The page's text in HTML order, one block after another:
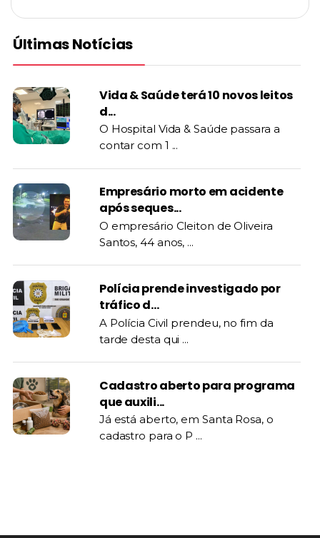
Últimas Notícias
Vida & Saúde terá 10 novos leitos
d...
O Hospital Vida & Saúde passara a
contar com 1 ...
Empresário morto em acidente
após seques...
O empresário Cleiton de Oliveira
Santos, 44 anos, ...
Polícia prende investigado por
tráfico d...
A Polícia Civil prendeu, no fim da
tarde desta qui ...
Cadastro aberto para programa
que auxili...
Já está aberto, em Santa Rosa, o
cadastro para o P ...